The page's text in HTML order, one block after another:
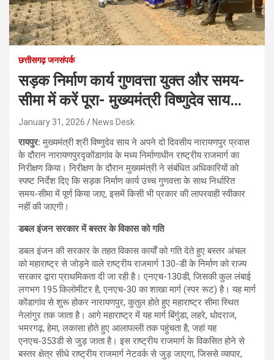
छत्तीसगढ़ जनसंपर्क
सड़क निर्माण कार्य गुणवत्ता युक्त और समय-
सीमा में करें पूरा- मुख्यमंत्री विष्णुदेव साय…
January 31, 2026 News Desk
रायपुर:मुख्यमंत्री श्री विष्णुदेव साय ने अपने दो दिवसीय नारायणपुर प्रवास
के दौरान नारायणपुरदृकोंडागांव के मध्य निर्माणाधीन राष्ट्रीय राजमार्ग का
निरीक्षण किया। निरीक्षण के दौरान मुख्यमंत्री ने संबंधित अधिकारियों को
स्पष्ट निर्देश दिए कि सड़क निर्माण कार्य उच्च गुणवत्ता के साथ निर्धारित
समय-सीमा में पूर्ण किया जाए, इसमें किसी भी प्रकार की लापरवाही स्वीकार
नहीं की जाएगी।
डबल इंजन सरकार में बस्तर के विकास को गति
डबल इंजन की सरकार के तहत विकास कार्यों को गति देते हुए बस्तर अंचल
को महाराष्ट्र से जोड़ने वाले राष्ट्रीय राजमार्ग 130-डी के निर्माण को राज्य
सरकार द्वारा प्राथमिकता दी जा रही है। एनएच-130डी, जिसकी कुल लंबाई
लगभग 195 किलोमीटर है, एनएच-30 का शाखा मार्ग (स्पर रूट) है। यह मार्ग
कोंडागांव से शुरू होकर नारायणपुर, कुतुल होते हुए महाराष्ट्र सीमा स्थित
नेलांगुर तक जाता है। आगे महाराष्ट्र में यह मार्ग बिंगुंडा, लहरे, धोदराज,
भमरगढ़, हेमा, लकासा होते हुए आलापल्ली तक पहुंचता है, जहां यह
एनएच-353डी से जुड़ जाता है। इस राष्ट्रीय राजमार्ग के विकसित होने से
बस्तर क्षेत्र सीधे राष्ट्रीय राजमार्ग नेटवर्क से जुड़ जाएगा, जिससे व्यापार,